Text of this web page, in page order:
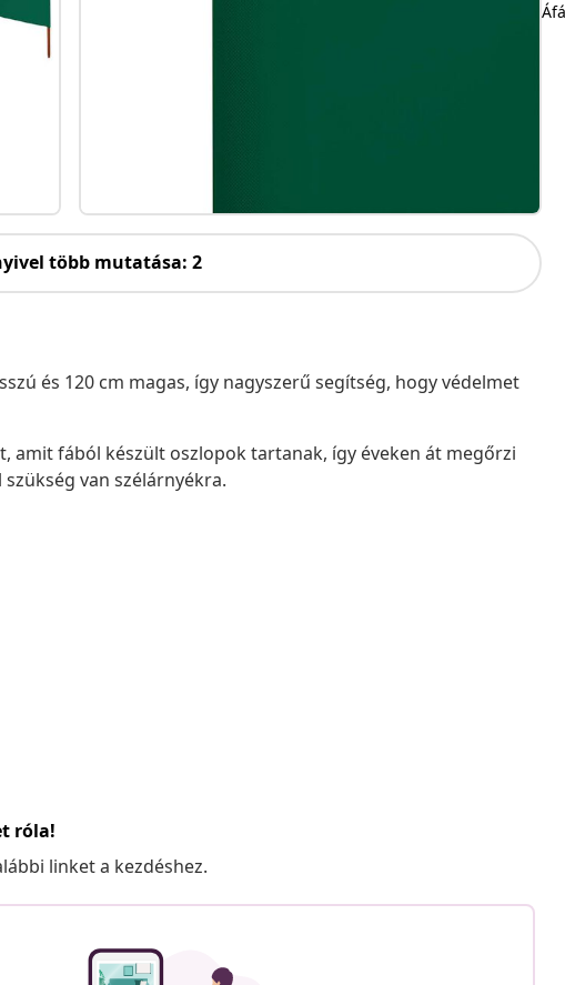
több mutatása: 2
és 120 cm magas, így nagyszerű segítség, hogy védelmet
amit fából készült oszlopok tartanak, így éveken át megőrzi
van szélárnyékra.
róla!
linket a kezdéshez.